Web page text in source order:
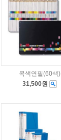
목색연필(60색)
31,500원